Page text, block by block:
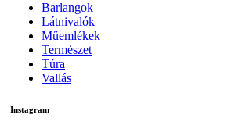
Barlangok
Látnivalók
Műemlékek
Természet
Túra
Vallás
Instagram